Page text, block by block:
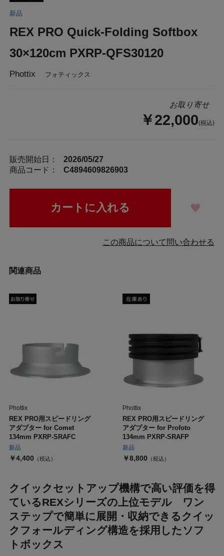
新品
REX PRO Quick-Folding Softbox
30×120cm PXRP-QFS30120
Phottix フォティックス
お取り寄せ
￥22,000(税込)
販売開始日：
2026/05/27
商品コード：
C4894609826903
この商品について問い合わせる
関連商品
新品
Phottix
REX PRO用スピードリング
アダプター for Comet
134mm PXRP-SRAFC
￥4,400 （税込）
新品
Phottix
REX PRO用スピードリング
アダプター for Profoto
134mm PXRP-SRAFP
￥8,800 （税込）
クイックセットアップ機構で高い評価を得
ているREXシリーズの上位モデル ワン
ステップで簡単に展開・収納できるクイッ
クフォールディング構造を採用したソフ
トボックス